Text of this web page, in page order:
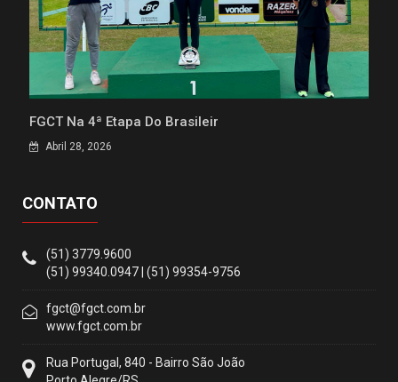
FGCT Na 4ª Etapa Do Brasileir
Abril 28, 2026
CONTATO
(51) 3779.9600
(51) 99340.0947 | (51) 99354-9756
fgct@fgct.com.br
www.fgct.com.br
Rua Portugal, 840 - Bairro São João